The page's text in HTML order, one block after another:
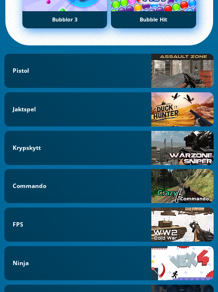
Bubblor 3 Bubble Hit
Pistol
Jaktspel
Krypskytt
Commando
FPS
Ninja